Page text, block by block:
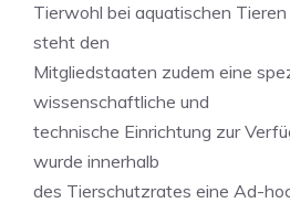
Tierwohl bei aquatischen
steht den
Mitgliedstaaten zudem eine
wissenschaftliche und
technische Einrichtung zur
wurde innerhalb
des Tierschutzrates eine Ad-